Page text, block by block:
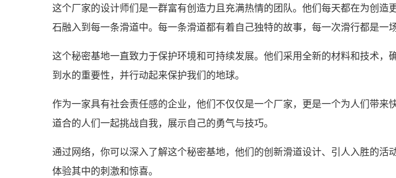
这个厂家的设计师们是一群富有创造力且充满热情的团队。他们每天都在为创
石融入到每一条滑道中。每一条滑道都有着自己独特的故事，每一次滑行都是一
这个秘密基地一直致力于保护环境和可持续发展。他们采用全新的材料和技术
到水的重要性，并行动起来保护我们的地球。
作为一家具有社会责任感的企业，他们不仅仅是一个厂家，更是一个为人们带
道合的人们一起挑战自我，展示自己的勇气与技巧。
通过网络，你可以深入了解这个秘密基地，他们的创新滑道设计、引人入胜的
体验其中的刺激和惊喜。